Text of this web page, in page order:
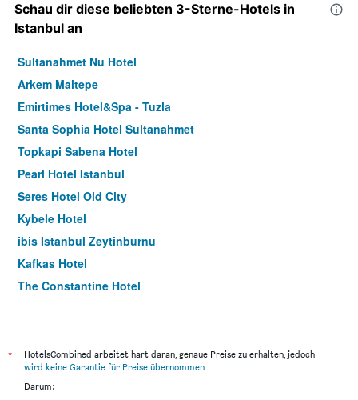
Schau dir diese beliebten 3-Sterne-Hotels in
Istanbul an
Sultanahmet Nu Hotel
Arkem Maltepe
Emirtimes Hotel&Spa - Tuzla
Santa Sophia Hotel Sultanahmet
Topkapi Sabena Hotel
Pearl Hotel Istanbul
Seres Hotel Old City
Kybele Hotel
ibis Istanbul Zeytinburnu
Kafkas Hotel
The Constantine Hotel
Atik Palace Hotel
Emirtimes Hotel Kadikoey
*
HotelsCombined arbeitet hart daran, genaue Preise zu erhalten, jedoch
wird keine Garantie für Preise übernommen.
Darum: